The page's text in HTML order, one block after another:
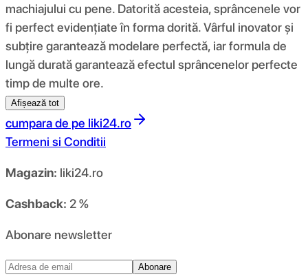
machiajului cu pene. Datorită acesteia, sprâncenele vor
fi perfect evidențiate în forma dorită. Vârful inovator și
subțire garantează modelare perfectă, iar formula de
lungă durată garantează efectul sprâncenelor perfecte
timp de multe ore.
Afișează tot
cumpara de pe liki24.ro
Termeni si Conditii
Magazin: liki24.ro
Cashback: 2 %
Abonare newsletter
Abonare